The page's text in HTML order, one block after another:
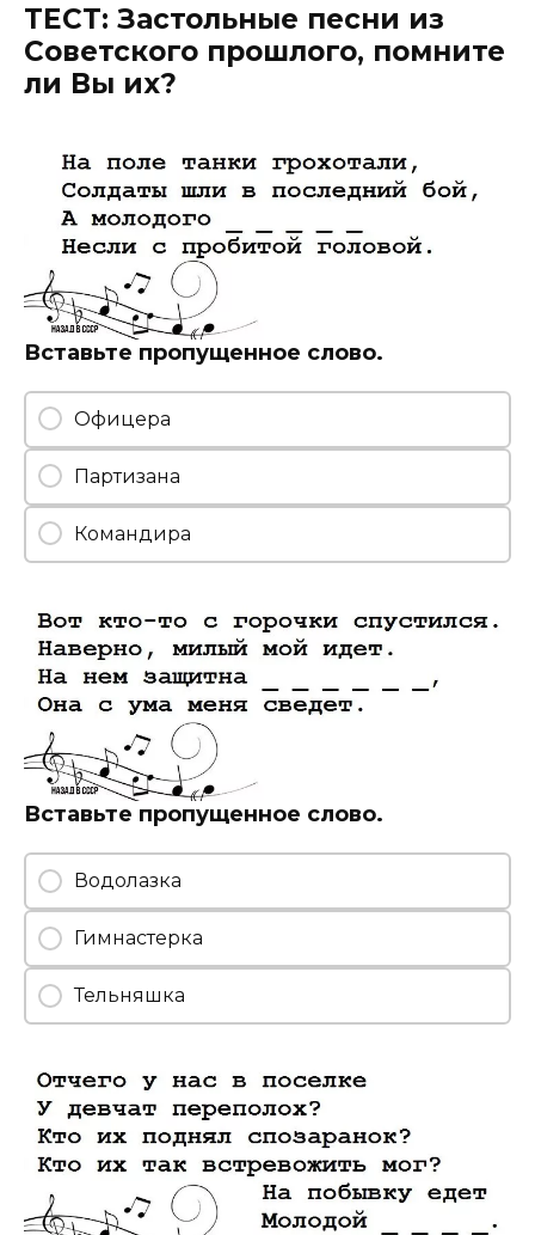
ТЕСТ: Застольные песни из
Советского прошлого, помните
ли Вы их?
Вставьте пропущенное слово.
Офицера
Партизана
Командира
Вставьте пропущенное слово.
Водолазка
Гимнастерка
Тельняшка